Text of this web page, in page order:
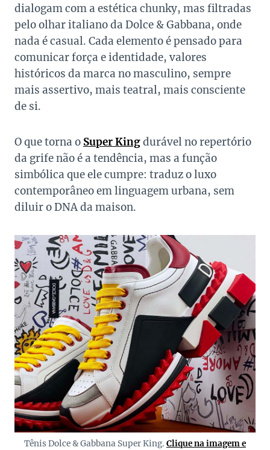
dialogam com a estética chunky, mas filtradas
pelo olhar italiano da Dolce & Gabbana, onde
nada é casual. Cada elemento é pensado para
comunicar força e identidade, valores
históricos da marca no masculino, sempre
mais assertivo, mais teatral, mais consciente
de si.
O que torna o Super Kingdurável no repertório
da grife não é a tendência, mas a função
simbólica que ele cumpre: traduz o luxo
contemporâneo em linguagem urbana, sem
diluir o DNA da maison.
Tênis Dolce & Gabbana Super King. Clique na imagem e